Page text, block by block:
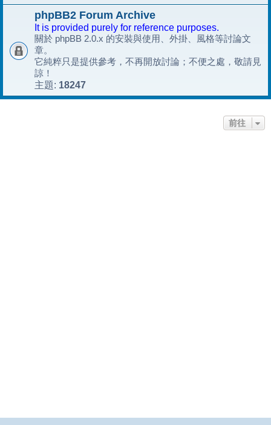
phpBB2 Forum Archive
It is provided purely for reference purposes.
關於 phpBB 2.0.x 的安裝與使用、外掛、風格等討論文
章。
它純粹只是提供參考，不再開放討論；不便之處，敬請見
諒！
主題: 18247
前往